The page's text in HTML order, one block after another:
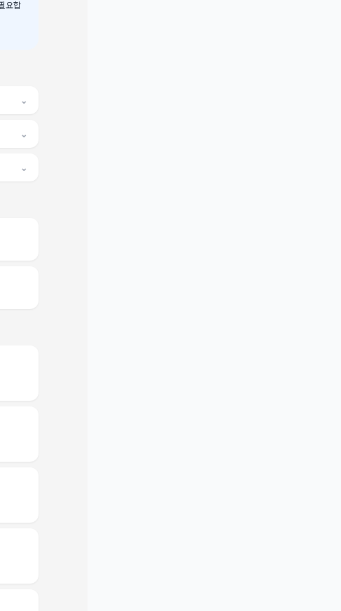
요합
⌄
⌄
⌄